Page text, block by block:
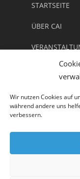
Wir nutzen Cookies auf
während andere uns
verbessern.
STARTSEITE
ÜBER CAI
IMPRESSUM
DATENSCHUTZ